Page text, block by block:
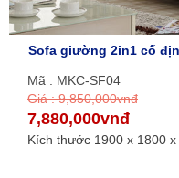
Sofa giường 2in1 cố
Mã : MKC-SF04
Giá : 9,850,000vnđ
7,880,000vnđ
Kích thước 1900 x 1800 x